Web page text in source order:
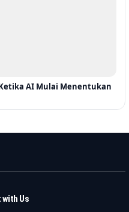
AI Mulai Menentukan
with Us